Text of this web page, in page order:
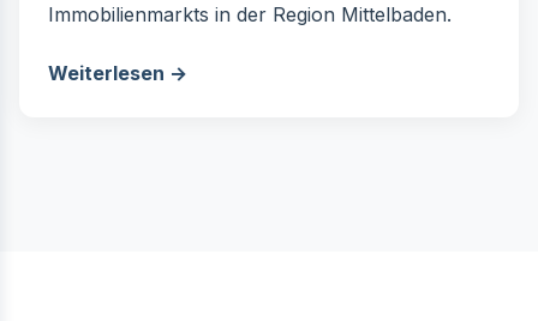
Immobilienmarkts in der Region Mittelbaden.
Weiterlesen →